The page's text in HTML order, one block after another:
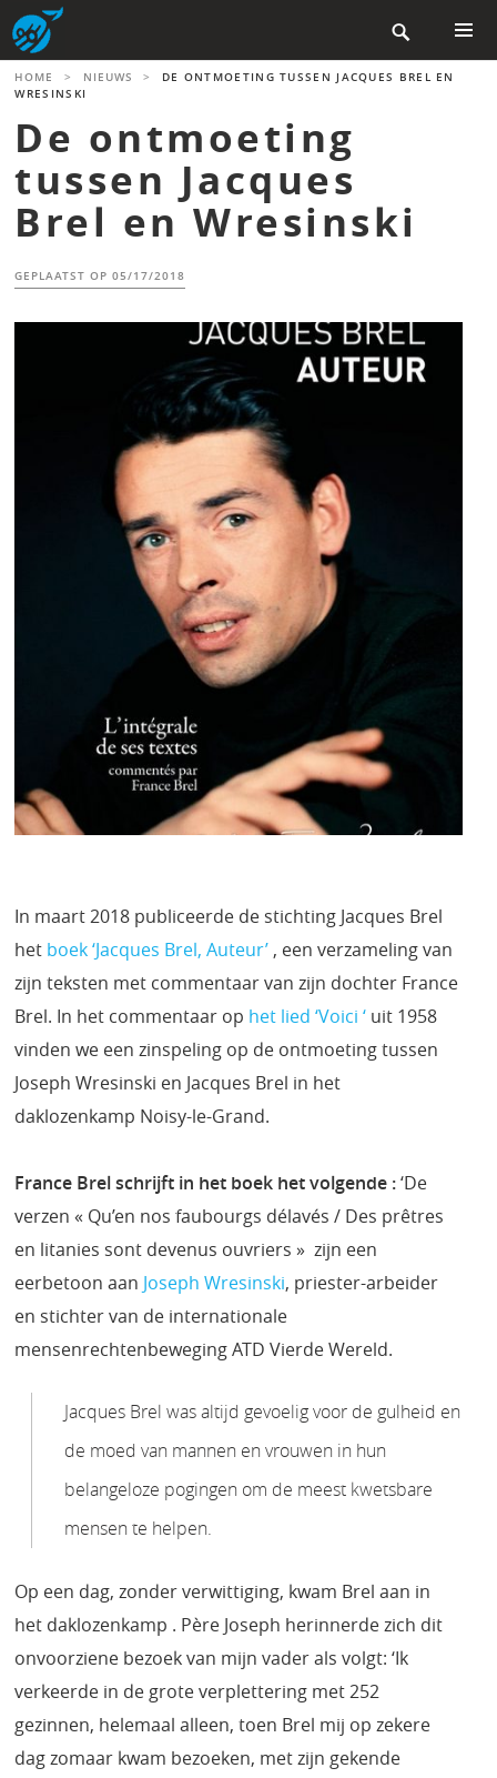
Skip
to
content

MENU
HOME > NIEUWS >
DE ONTMOETING TUSSEN JACQUES BREL EN
WRESINSKI
De ontmoeting
tussen Jacques
Brel en Wresinski
GEPLAATST OP05/17/2018
In maart 2018 publiceerde de stichting Jacques Brel
het boek ‘Jacques Brel, Auteur’ , een verzameling van
zijn teksten met commentaar van zijn dochter France
Brel. In het commentaar op het lied ‘Voici ‘ uit 1958
vinden we een zinspeling op de ontmoeting tussen
Joseph Wresinski en Jacques Brel in het
daklozenkamp Noisy-le-Grand.
France Brel schrijft in het boek het volgende :‘De
verzen « Qu’en nos faubourgs délavés / Des prêtres
en litanies sont devenus ouvriers » zijn een
eerbetoon aan Joseph Wresinski, priester-arbeider
en stichter van de internationale
mensenrechtenbeweging ATD Vierde Wereld.
Jacques Brel was altijd gevoelig voor de gulheid en
de moed van mannen en vrouwen in hun
belangeloze pogingen om de meest kwetsbare
mensen te helpen.
Op een dag, zonder verwittiging, kwam Brel aan in
het daklozenkamp . Père Joseph herinnerde zich dit
onvoorziene bezoek van mijn vader als volgt: ‘Ik
verkeerde in de grote verplettering met 252
gezinnen, helemaal alleen, toen Brel mij op zekere
dag zomaar kwam bezoeken, met zijn gekende